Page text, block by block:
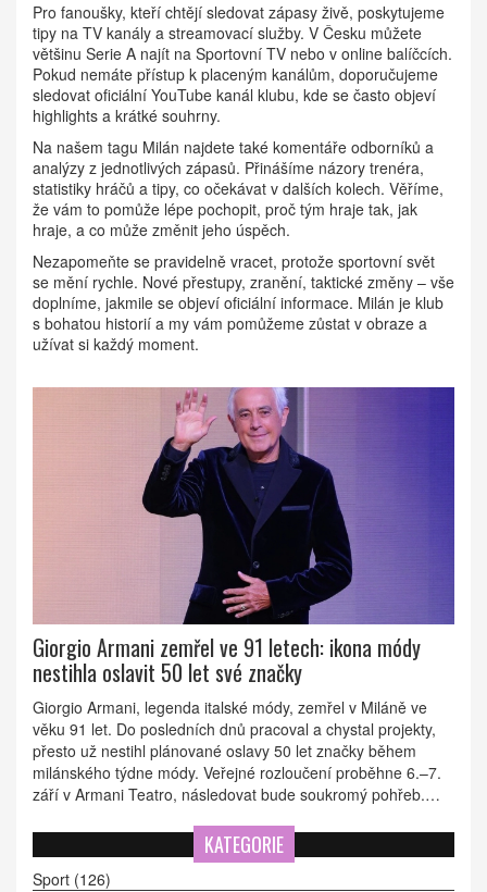
Pro fanoušky, kteří chtějí sledovat zápasy živě, poskytujeme
tipy na TV kanály a streamovací služby. V Česku můžete
většinu Serie A najít na Sportovní TV nebo v online balíčcích.
Pokud nemáte přístup k placeným kanálům, doporučujeme
sledovat oficiální YouTube kanál klubu, kde se často objeví
highlights a krátké souhrny.
Na našem tagu Milán najdete také komentáře odborníků a
analýzy z jednotlivých zápasů. Přinášíme názory trenéra,
statistiky hráčů a tipy, co očekávat v dalších kolech. Věříme,
že vám to pomůže lépe pochopit, proč tým hraje tak, jak
hraje, a co může změnit jeho úspěch.
Nezapomeňte se pravidelně vracet, protože sportovní svět
se mění rychle. Nové přestupy, zranění, taktické změny – vše
doplníme, jakmile se objeví oficiální informace. Milán je klub
s bohatou historií a my vám pomůžeme zůstat v obraze a
užívat si každý moment.
Giorgio Armani zemřel ve 91 letech: ikona módy
nestihla oslavit 50 let své značky
Giorgio Armani, legenda italské módy, zemřel v Miláně ve
věku 91 let. Do posledních dnů pracoval a chystal projekty,
přesto už nestihl plánované oslavy 50 let značky během
milánského týdne módy. Veřejné rozloučení proběhne 6.–7.
září v Armani Teatro, následovat bude soukromý pohřeb.
oděvy a zasáhlo hotely, parfémy i design.
KATEGORIE
Sport (126)